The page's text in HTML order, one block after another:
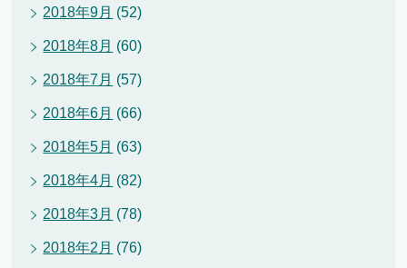
2018年9月 (52)
2018年8月 (60)
2018年7月 (57)
2018年6月 (66)
2018年5月 (63)
2018年4月 (82)
2018年3月 (78)
2018年2月 (76)